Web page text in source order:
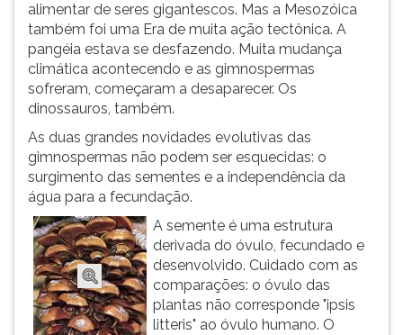
ouvir
essa
instrução
novamente.
alimentar de seres gigantescos. Mas a Mesozóica
também foi uma Era de muita ação tectônica. A
pangéia estava se desfazendo. Muita mudança
climática acontecendo e as gimnospermas
sofreram, começaram a desaparecer. Os
dinossauros, também.
As duas grandes novidades evolutivas das
gimnospermas não podem ser esquecidas: o
surgimento das sementes e a independência da
água para a fecundação.
A semente é uma estrutura
derivada do óvulo, fecundado e
desenvolvido. Cuidado com as
comparações: o óvulo das
plantas não corresponde "ipsis
litteris" ao óvulo humano. O